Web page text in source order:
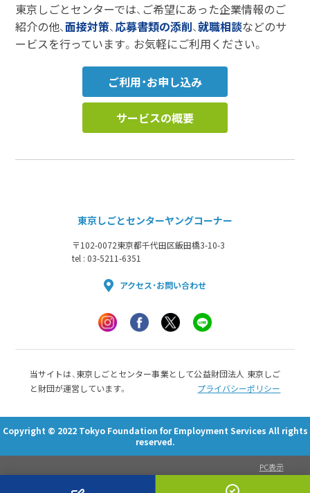
東京しごとセンターでは、ご希望にあった企業情報のご
紹介の他、面接対策、応募書類の添削、就職相談などのサ
ービスを行っています。お気軽にご利用ください。
ご利用・お申し込み
サービスの概要
東京しごとセンターヤングコーナー
〒102-0072東京都千代田区飯田橋3-10-3
tel : 03-5211-6351
アクセス・お問い合わせ
当サイトは、東京しごとセンター事業として公益財団法人 東京しご
と財団が運営しています。
プライバシーポリシー
Copyright © 2022 Tokyo Foundation for Employment Services All rights
reserved.
PC